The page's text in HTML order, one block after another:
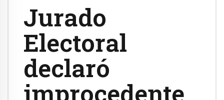
Jurado
Electoral
declaró
improcedente